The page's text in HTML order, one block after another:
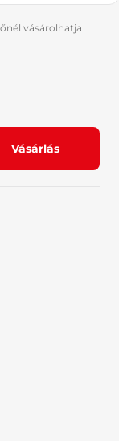
vásárolhatja
Vásárlás